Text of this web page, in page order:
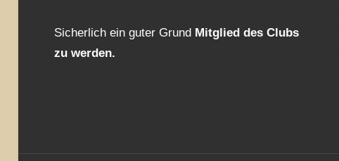
Sicherlich ein guter Grund Mitglied des Clubs
zu werden.